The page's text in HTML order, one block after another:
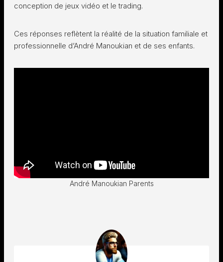
conception de jeux vidéo et le trading.
Ces réponses reflètent la réalité de la situation familiale et
professionnelle d’André Manoukian et de ses enfants.
André Manoukian Parents